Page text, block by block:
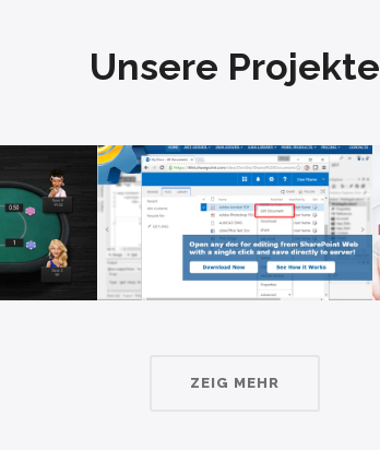
Unsere Projekte
ZEIG MEHR